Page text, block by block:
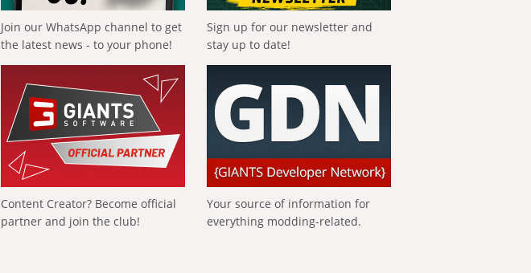
Join our WhatsApp channel to get
the latest news - to your phone!
Sign up for our newsletter and
stay up to date!
Content Creator? Become official
partner and join the club!
Your source of information for
everything modding-related.